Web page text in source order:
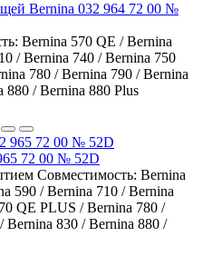
Bernina 032 964 72 00 №
Bernina 570 QE / Bernina
/ Bernina 740 / Bernina 750
780 / Bernina 790 / Bernina
880 / Bernina 880 Plus
72 00 № 52D
Совместимость: Bernina
590 / Bernina 710 / Bernina
QE PLUS / Bernina 780 /
Bernina 830 / Bernina 880 /